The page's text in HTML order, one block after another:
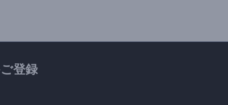
登録